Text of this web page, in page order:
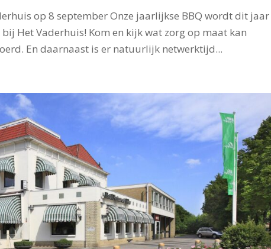
op 8 september Onze jaarlijkse BBQ wordt dit jaar
Het Vaderhuis! Kom en kijk wat zorg op maat kan
En daarnaast is er natuurlijk netwerktijd...